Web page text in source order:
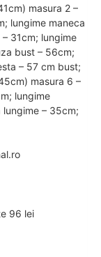
masura 2 –
lungime maneca
31cm; lungime
bust – 56cm;
– 57 cm bust;
masura 6 –
lungime
– 35cm;
96 lei